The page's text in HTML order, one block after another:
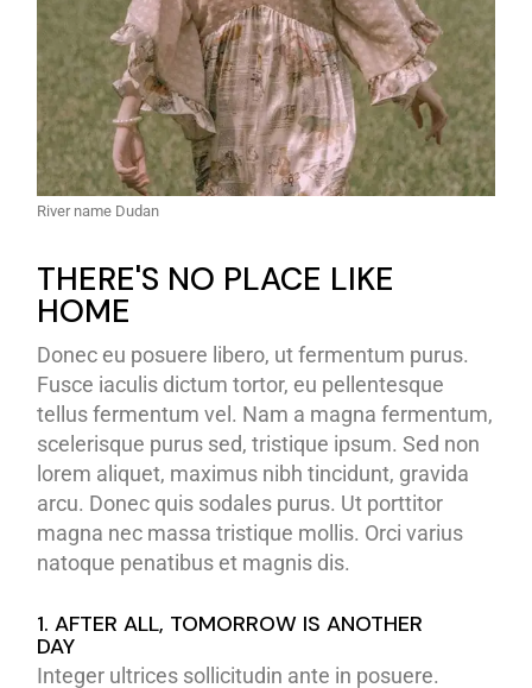
River name Dudan
THERE'S NO PLACE LIKE
HOME
Donec eu posuere libero, ut fermentum purus.
Fusce iaculis dictum tortor, eu pellentesque
tellus fermentum vel. Nam a magna fermentum,
scelerisque purus sed, tristique ipsum. Sed non
lorem aliquet, maximus nibh tincidunt, gravida
arcu. Donec quis sodales purus. Ut porttitor
magna nec massa tristique mollis. Orci varius
natoque penatibus et magnis dis.
1. AFTER ALL, TOMORROW IS ANOTHER
DAY
Integer ultrices sollicitudin ante in posuere.